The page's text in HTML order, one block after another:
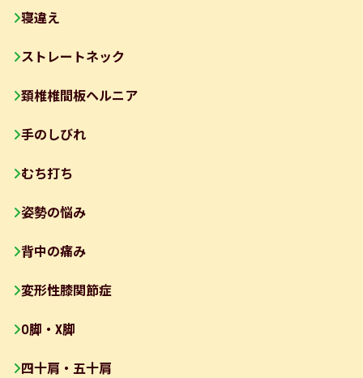
寝違え
ストレートネック
頚椎椎間板ヘルニア
手のしびれ
むち打ち
姿勢の悩み
背中の痛み
変形性膝関節症
O脚・X脚
四十肩・五十肩